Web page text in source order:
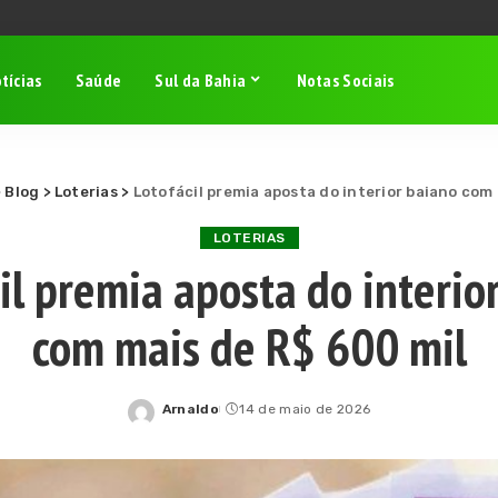
Saúde Sul da Bahia Notas Sociais
Blog > Loterias> Lotofácil premia aposta do interior baiano com
LOTERIAS
premia aposta do
com mais de R$ 600 mil
Posted
Arnaldo 14 de maio de 2026